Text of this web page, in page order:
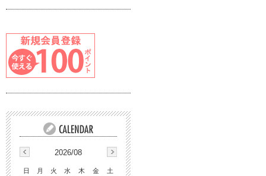
2026/08
日 月 火 水 木 金
土